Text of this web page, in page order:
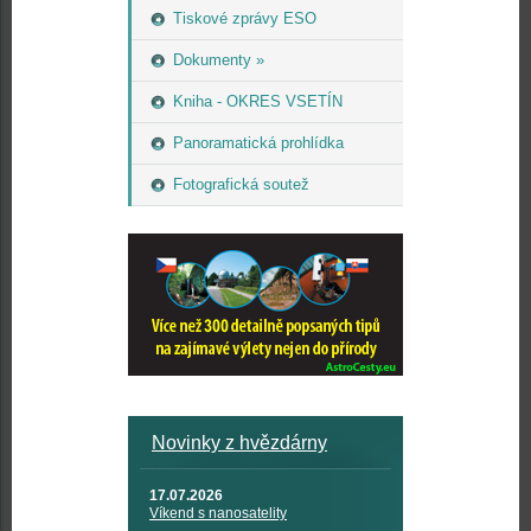
Tiskové zprávy ESO
Dokumenty »
Kniha - OKRES VSETÍN
Panoramatická prohlídka
Fotografická soutež
Novinky z hvězdárny
17.07.2026
Víkend s nanosatelity